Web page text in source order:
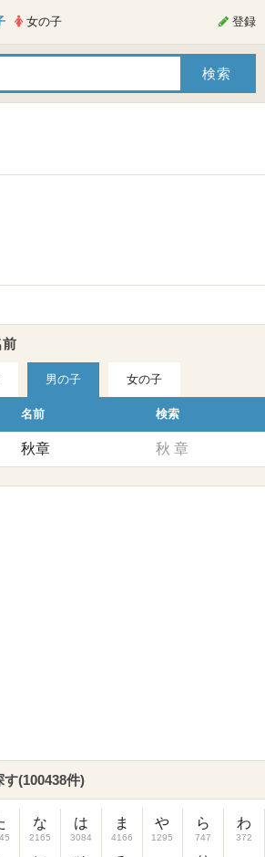
女の子 登録
前
男の子 女の子
名前 検索
秋章 秋 章
(100438件)
な
2165
は
3084
ま
4166
や
1295
ら
747
わ
372